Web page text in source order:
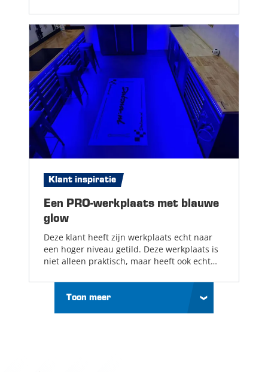
motorwerkplaats....Lees meer
Klant inspiratie
Een PRO-werkplaats met blauwe
glow
Deze klant heeft zijn werkplaats echt naar
een hoger niveau getild. Deze werkplaats is
niet alleen praktisch, maar heeft ook echt
Toon meer